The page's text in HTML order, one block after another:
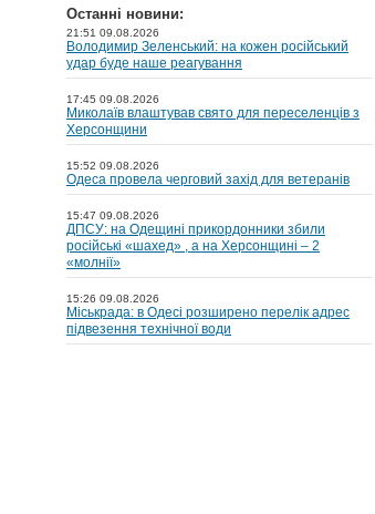
Останні новини:
21:51 09.08.2026
Володимир Зеленський: на кожен російський
удар буде наше реагування
17:45 09.08.2026
Миколаїв влаштував свято для переселенців з
Херсонщини
15:52 09.08.2026
Одеса провела черговий захід для ветеранів
15:47 09.08.2026
ДПСУ: на Одещині прикордонники збили
російські «шахед» , а на Херсонщині – 2
«молнії»
15:26 09.08.2026
Міськрада: в Одесі розширено перелік адрес
підвезення технічної води